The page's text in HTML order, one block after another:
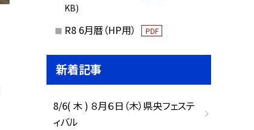
KB)
R8 6月暦（HP用） PDF
新着記事
8/6( 木 ) ８月６日（木）県央フェステ
ィバル